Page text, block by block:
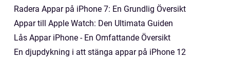
Radera Appar på iPhone 7: En Grundlig Översikt
Appar till Apple Watch: Den Ultimata Guiden
Lås Appar iPhone - En Omfattande Översikt
En djupdykning i att stänga appar på iPhone 12